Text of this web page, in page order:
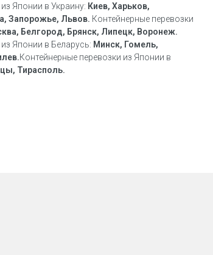
Японии в Украину: Киев, Харьков,
Запорожье, Львов. Контейнерные перевозки
Белгород, Брянск, Липецк, Воронеж.
Японии в Беларусь: Минск, Гомель,
Контейнерные перевозки из Японии в
Тирасполь.